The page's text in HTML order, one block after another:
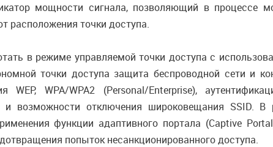
мощности сигнала, позволяющий в процессе
расположения точки доступа.
в режиме управляемой точки доступа с
точки доступа защита беспроводной сети и
WEP, WPA/WPA2 (Personal/Enterprise),
и возможности отключения широковещания SSID.
функции адаптивного портала (Captive
попыток несанкционированного доступа.